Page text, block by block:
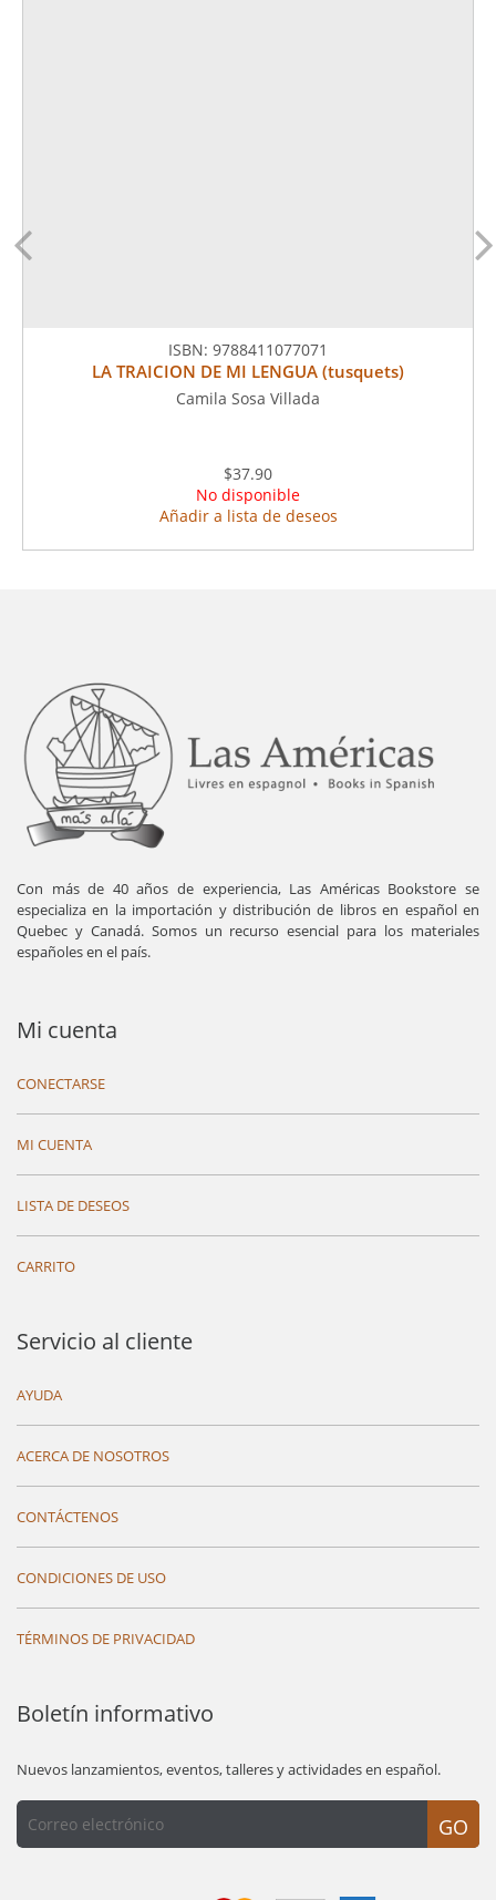
ISBN: 9788411077071
LA TRAICION DE MI LENGUA (tusquets)
Camila Sosa Villada
$37.90
No disponible
Añadir a lista de deseos
Con más de 40 años de experiencia, Las Américas Bookstore se
especializa en la importación y distribución de libros en español en
Quebec y Canadá. Somos un recurso esencial para los materiales
españoles en el país.
Mi cuenta
CONECTARSE
MI CUENTA
LISTA DE DESEOS
CARRITO
Servicio al cliente
AYUDA
ACERCA DE NOSOTROS
CONTÁCTENOS
CONDICIONES DE USO
TÉRMINOS DE PRIVACIDAD
Boletín informativo
Nuevos lanzamientos, eventos, talleres y actividades en español.
GO